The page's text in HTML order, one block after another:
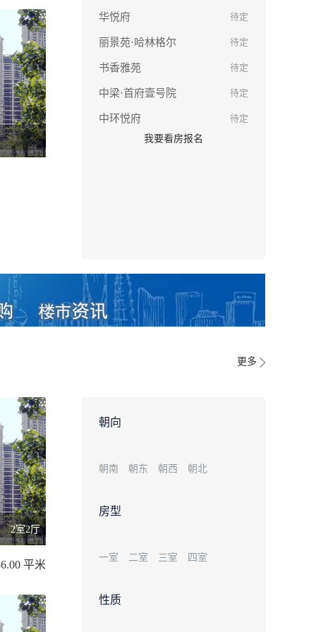
华悦府 待定
丽景苑·哈林格尔 待定
书香雅苑 待定
中梁·首府壹号院 待定
中环悦府
待定
我要看房报名
更多
2室2厅
平米
朝向
朝南 朝东 朝西 朝北
房型
一室 二室 三室 四室
性质